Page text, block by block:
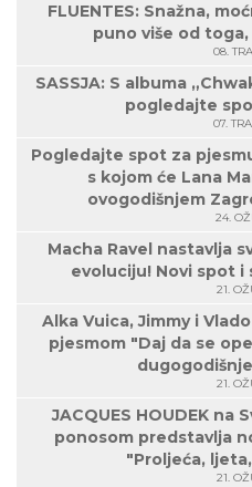
FLUENTES: Snažna,
puno više od toga,
08.
SASSJA: S albuma
pogledajte
07.
Pogledajte spot za
s kojom će Lana
ovogodišnjem
24.
Macha Ravel nastavlja
evoluciju! Novi spot i
21.
Alka Vuica, Jimmy i
pjesmom "Daj da se
21.
JACQUES HOUDEK na
ponosom predstavlja
"Proljeća,
21.